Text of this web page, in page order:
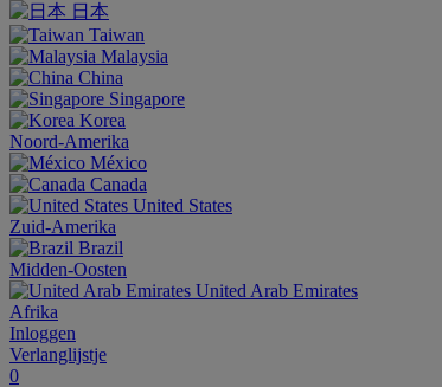
日本
Taiwan
Malaysia
China
Singapore
Korea
Noord-Amerika
México
Canada
United States
Zuid-Amerika
Brazil
Midden-Oosten
United Arab Emirates
Afrika
Inloggen
Verlanglijstje
0